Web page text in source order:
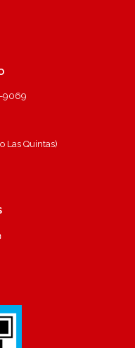
9069
Las Quintas)